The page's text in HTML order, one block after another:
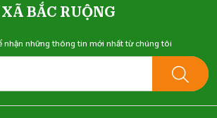
và bón
đó dẫn
tăng
lúa giảm
XÃ BẮC RUỘNG
nhận những thông tin mới nhất từ chúng tôi